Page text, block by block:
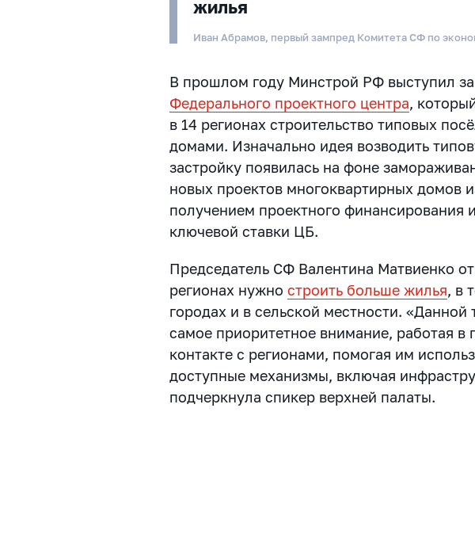
жилья
Иван Абрамов, первый зампред Комитета СФ по
В прошлом году Минстрой РФ выступил
Федерального проектного центра,
в 14 регионах строительство типовых
домами. Изначально идея возводить
застройку появилась на фоне
новых проектов многоквартирных домов
получением проектного финансирования
ключевой ставки ЦБ.
Председатель СФ Валентина Матвиенко
регионах нужностроить больше жилья, в
городах и в сельской местности. «Данной
самое приоритетное внимание, работая в
контакте с регионами, помогая им
доступные механизмы, включая
подчеркнула спикер верхней палаты.